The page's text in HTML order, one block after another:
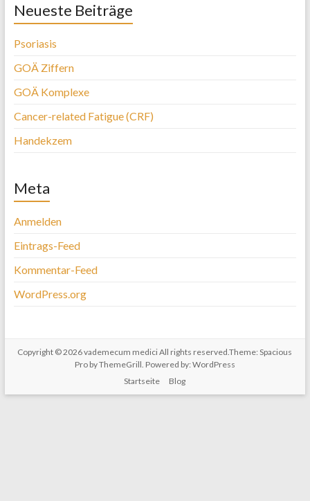
Neueste Beiträge
Psoriasis
GOÄ Ziffern
GOÄ Komplexe
Cancer-related Fatigue (CRF)
Handekzem
Meta
Anmelden
Eintrags-Feed
Kommentar-Feed
WordPress.org
Copyright © 2026vademecum mediciAll rights reserved.Theme:Spacious
Proby ThemeGrill. Powered by: WordPress
Startseite
Blog